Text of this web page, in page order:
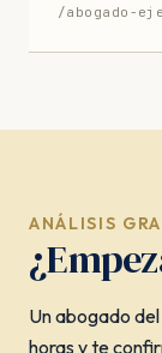
/abogado-
ANÁLISIS
Un abogado
horas y te